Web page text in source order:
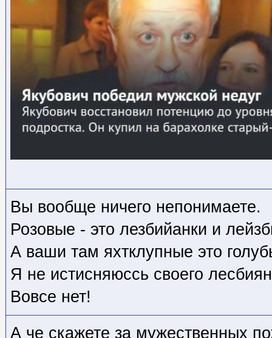
Вы вообще ничего непонимаете.
Розовые - это лезбийанки и
А ваши там яхтклупные это
Я не истисняюссь своего
Вовсе нет!
А че скажете за мужественных